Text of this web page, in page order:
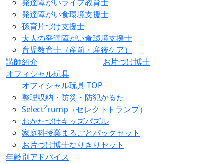
発達障がいライフ教育士
発達障がい食環境支援士
孫育片づけ支援士
大人の発達障がい食環境支援士
育児教育士（産前・産後ケア）
講師紹介
お片づけ博士
オフィシャル玩具
オフィシャル玩具 TOP
整理収納・防災・防犯かるた
Select2rump（セレクトトランプ）
おかたづけキッズパズル
家庭科授業まるごとパックセット
お片づけ博士なりきりセット
年齢別アドバイス